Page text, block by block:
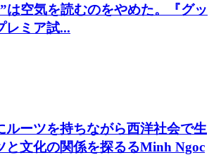
は空気を読むのをやめた。『グッ
レミア試...
ルーツを持ちながら西洋社会で生
と文化の関係を探るるMinh Ngoc